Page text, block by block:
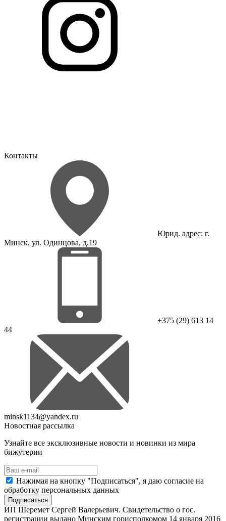
Контакты
Юрид. адрес: г.
Минск, ул. Одинцова, д.19
+375 (29) 613 14
44
minsk1134@yandex.ru
Новостная рассылка
Узнайте все эксклюзивные новости и новинки из мира
бижутерии
Нажимая на кнопку "Подписаться", я даю согласие на
обработку персональных данных
Подписаться
ИП Шеремет Сергей Валерьевич. Свидетельство о гос.
регистрации выдано Минским горисполкомом 14 января 2016